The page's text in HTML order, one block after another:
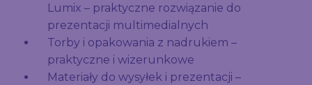
Lumix – praktyczne rozwiązanie do
prezentacji multimedialnych
Torby i opakowania z nadrukiem –
praktyczne i wizerunkowe
Materiały do wysyłek i prezentacji –